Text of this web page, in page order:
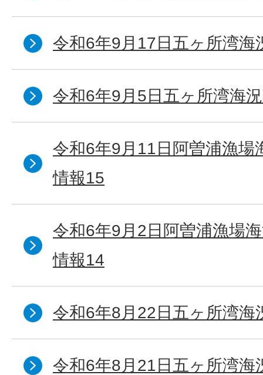
令和6年9月17日五ヶ所湾海
令和6年9月5日五ヶ所湾海
令和6年9月11日阿曽浦漁場
情報15
令和6年9月2日阿曽浦漁場
情報14
令和6年8月22日五ヶ所湾海
令和6年8月21日五ヶ所湾海